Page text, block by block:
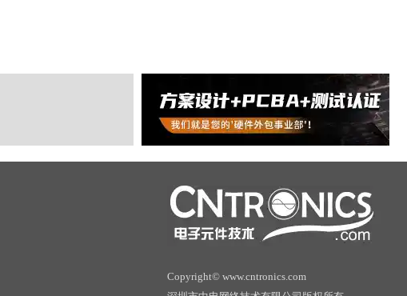
Copyright© www.cntronics.com